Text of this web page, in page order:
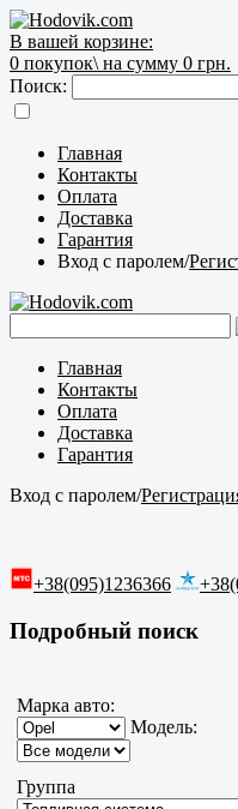
В вашей корзине:
0 покупок\ на сумму 0 грн.
Поиск:
Главная
Контакты
Оплата
Доставка
Гарантия
Вход с паролем/
Главная
Контакты
Оплата
Доставка
Гарантия
Вход с паролем/
+38(095)1236366
Подробный поиск
Марка авто:
Модель:
Группа